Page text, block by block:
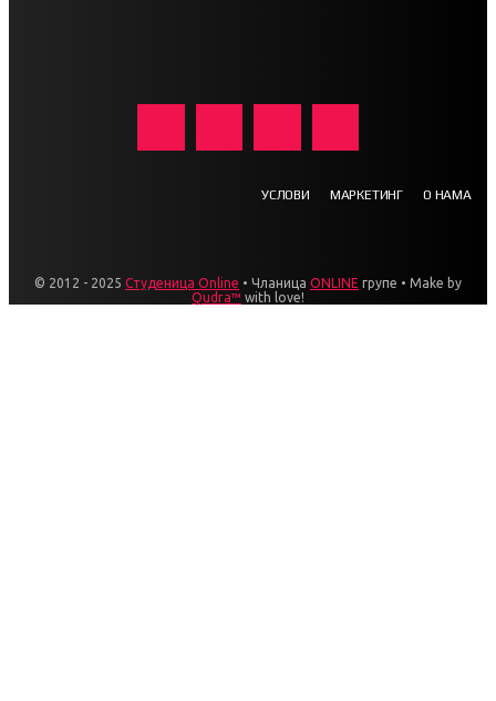
УСЛОВИ МАРКЕТИНГ О НАМА
© 2012 - 2025 Студеница Online • Чланица ONLINE групе • Make by
Qudra™ with love!